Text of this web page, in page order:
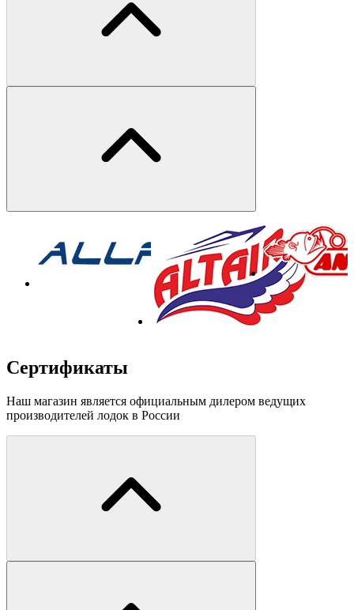
Сертификаты
Наш магазин является официальным дилером ведущих
производителей лодок в России